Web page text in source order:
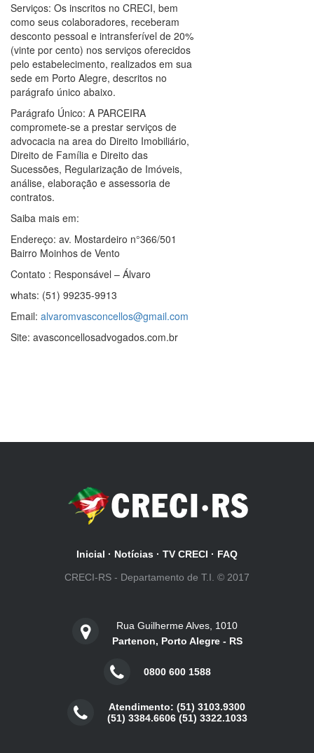
Serviços: Os inscritos no CRECI, bem
como seus colaboradores, receberam
desconto pessoal e intransferível de 20%
(vinte por cento) nos serviços oferecidos
pelo estabelecimento, realizados em sua
sede em Porto Alegre, descritos no
parágrafo único abaixo.
Parágrafo Único: A PARCEIRA
compromete-se a prestar serviços de
advocacia na area do Direito Imobiliário,
Direito de Família e Direito das
Sucessões, Regularização de Imóveis,
análise, elaboração e assessoria de
contratos.
Saiba mais em:
Endereço: av. Mostardeiro n°366/501
Bairro Moinhos de Vento
Contato : Responsável – Álvaro
whats: (51) 99235-9913
Email: alvaromvasconcellos@gmail.com
Site: avasconcellosadvogados.com.br
Inicial · Notícias · TV CRECI · FAQ
CRECI-RS - Departamento de T.I. © 2017
Rua Guilherme Alves, 1010
Partenon, Porto Alegre - RS
0800 600 1588
Atendimento: (51) 3103.9300
(51) 3384.6606 (51) 3322.1033